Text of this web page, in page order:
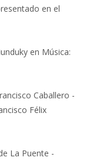
en el
en Música:
Caballero -
Félix
La Puente -